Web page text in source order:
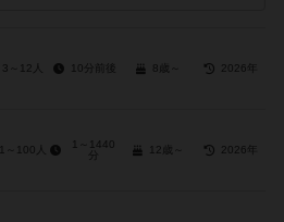
3～12人 10分前後 8歳～ 2026年
1～100人
1～1440
分
12歳～ 2026年